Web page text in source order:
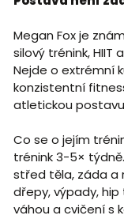
Megan Fox je
silový trénink, HIIT
Nejde o extrémní
konzistentní
atletickou
Co se o jejím
trénink 3-5×
střed těla, záda a
dřepy, výpady,
váhou a cvičení s